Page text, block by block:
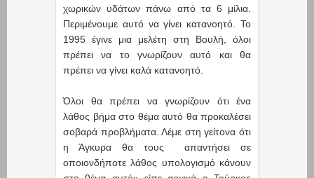
χωρικών υδάτων πάνω από τα 6 μίλια.
Περιμένουμε αυτό να γίνει κατανοητό. Το
1995 έγινε μια μελέτη στη Βουλή, όλοι
πρέπει να το γνωρίζουν αυτό και θα
πρέπει να γίνει καλά κατανοητό.
Όλοι θα πρέπει να γνωρίζουν ότι ένα
λάθος βήμα στο θέμα αυτό θα προκαλέσει
σοβαρά προβλήματα. Λέμε στη γείτονα ότι
η Άγκυρα θα τους απαντήσει σε
οποιονδήποτε λάθος υπολογισμό κάνουν